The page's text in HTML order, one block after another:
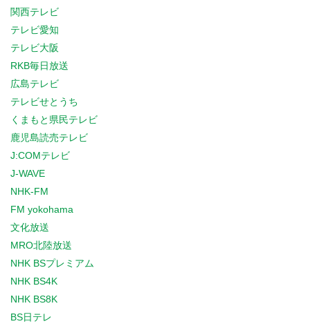
関西テレビ
テレビ愛知
テレビ大阪
RKB毎日放送
広島テレビ
テレビせとうち
くまもと県民テレビ
鹿児島読売テレビ
J:COMテレビ
J-WAVE
NHK-FM
FM yokohama
文化放送
MRO北陸放送
NHK BSプレミアム
NHK BS4K
NHK BS8K
BS日テレ